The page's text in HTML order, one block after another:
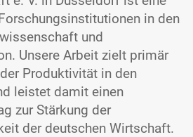
in den
und
Unsere Arbeit zielt primär
Produktivität in den
leistet damit einen
zur Stärkung der
der deutschen Wirtschaft.